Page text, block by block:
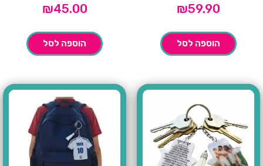
₪59.90
הוספה לסל
₪45.00
הוספה לסל